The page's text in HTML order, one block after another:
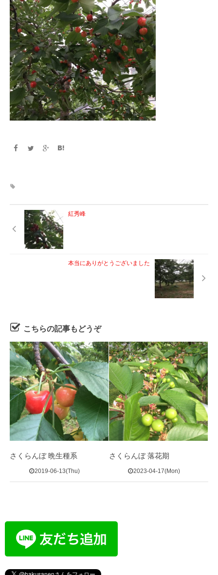
紅秀峰
本当にありがとうございました
こちらの記事もどうぞ
さくらんぼ 晩生種系
2019-06-13(Thu)
さくらんぼ 落花期
2023-04-17(Mon)